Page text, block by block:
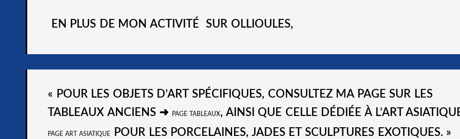
EN PLUS DE MON ACTIVITÉ SUR OLLIOULES,
« POUR LES OBJETS D’ART SPÉCIFIQUES, CONSULTEZ MA PAGE SUR LES
TABLEAUX ANCIENS ➜ PAGE TABLEAUX, AINSI QUE CELLE DÉDIÉE À L’ART
PAGE ART ASIATIQUE POUR LES PORCELAINES, JADES ET SCULPTURES EXOTIQUES. »